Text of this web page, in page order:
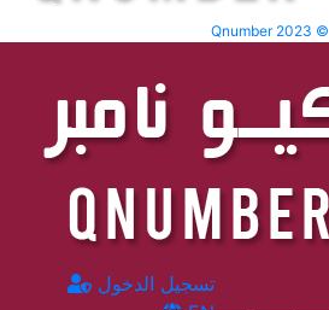
Qnumber 2023 ©
تسجيل الدخول